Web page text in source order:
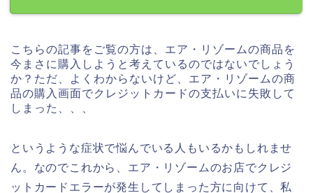
こちらの記事をご覧の方は、エア・リゾームの商品を
今まさに購入しようと考えているのではないでしょう
か？ただ、よくわからないけど、エア・リゾームの商
品の購入画面でクレジットカードの支払いに失敗して
しまった、、、
というような症状で悩んでいる人もいるかもしれませ
ん。なのでこれから、エア・リゾームのお店でクレジ
ットカードエラーが発生してしまった方に向けて、私